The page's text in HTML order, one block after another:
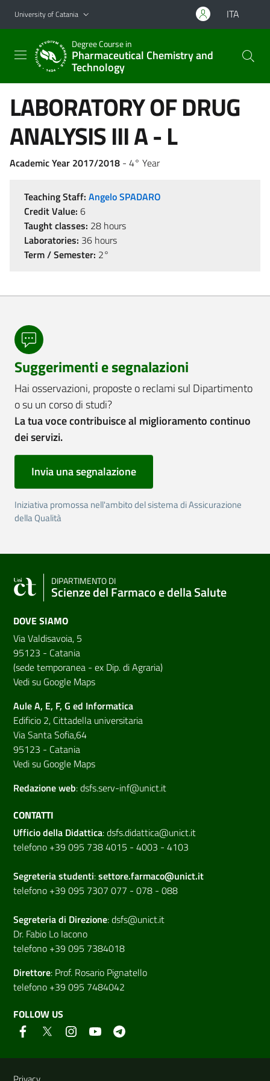
Go to main content
Go to navigation menu
University of Catania ITA
Degree Course in
Pharmaceutical Chemistry and
Technology
LABORATORY OF DRUG
ANALYSIS III A - L
Academic Year 2017/2018 - 4° Year
Teaching Staff: Angelo SPADARO
Credit Value: 6
Taught classes: 28 hours
Laboratories: 36 hours
Term / Semester: 2°
Suggerimenti e segnalazioni
Hai osservazioni, proposte o reclami sul Dipartimento
o su un corso di studi?
La tua voce contribuisce al miglioramento continuo
dei servizi.
Invia una segnalazione
Iniziativa promossa nell'ambito del sistema di Assicurazione
della Qualità
DIPARTIMENTO DI
Scienze del Farmaco e della Salute
DOVE SIAMO
Via Valdisavoia, 5
95123 - Catania
(sede temporanea - ex Dip. di Agraria)
Vedi su Google Maps
Aule A, E, F, G ed Informatica
Edificio 2, Cittadella universitaria
Via Santa Sofia,64
95123 - Catania
Vedi su Google Maps
Redazione web:dsfs.serv-inf@unict.it
CONTATTI
Ufficio della Didattica:dsfs.didattica@unict.it
telefono +39 095 738 4015 - 4003 - 4103
Segreteria studenti:settore.farmaco@unict.it
telefono +39 095 7307 077 - 078 - 088
Segreteria di Direzione:dsfs@unict.it
Dr. Fabio Lo Iacono
telefono +39 095 7384018
Direttore: Prof. Rosario Pignatello
telefono +39 095 7484042
FOLLOW US
Useful links and information